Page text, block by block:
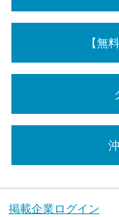
【無
掲載企業ログイン